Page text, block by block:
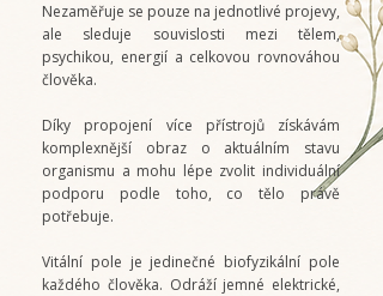
Nezaměřuje se pouze na jednotlivé projevy,
ale sleduje souvislosti mezi tělem,
psychikou, energií a celkovou rovnováhou
člověka.
Díky propojení více přístrojů získávám
komplexnější obraz o aktuálním stavu
organismu a mohu lépe zvolit individuální
podporu podle toho, co tělo právě
potřebuje.
Vitální pole je jedinečné biofyzikální pole
každého člověka. Odráží jemné elektrické,